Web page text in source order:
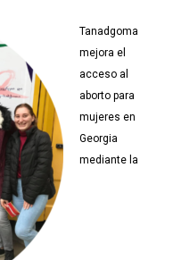
Tanadgoma
mejora el
acceso al
aborto para
mujeres en
Georgia
mediante la